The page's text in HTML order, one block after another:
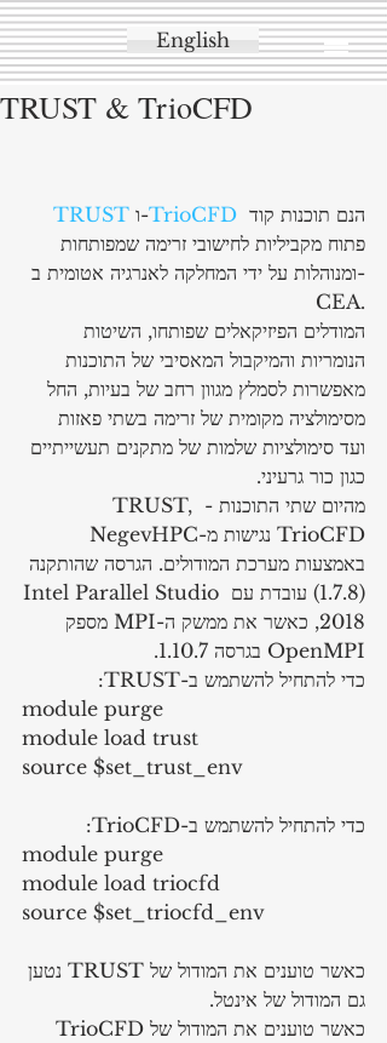
English
TRUST & TrioCFD
TRUST ו-TrioCFD
פתוח מקביליות לחישובי זרימה שמפותחות
ומנוהלות על ידי המחלקה לאנרגיה אטומית ב-
CEA.
המודלים הפיזיקאלים שפותחו, השיטות
הנומריות והמיקבול המאסיבי של התוכנות
מאפשרות לסמלץ מגוון רחב של בעיות, החל
מסימולציה מקומית של זרימה בשתי פאזות
ועד סימולציות שלמות של מתקנים תעשייתיים
כגון כור גרעיני.
מהיום שתי התוכנות - TRUST,
באמצעות מערכת המודולים. הגרסה שהותקנה
(1.7.8) עובדת עם Intel Parallel Studio
2018, כאשר את ממשק ה-MPI מספק
OpenMPI בגרסה 1.10.7.
כדי להתחיל להשתמש ב-TRUST:
module purge
module load trust
source $set_trust_env
כדי להתחיל להשתמש ב-TrioCFD:
module purge
module load triocfd
source $set_triocfd_env
כאשר טוענים את המודול של TRUST נטען
גם המודול של אינטל.